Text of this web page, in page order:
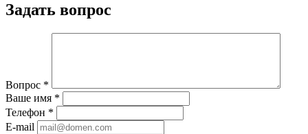
Задать вопрос
Вопрос *
Ваше имя *
Телефон *
E-mail